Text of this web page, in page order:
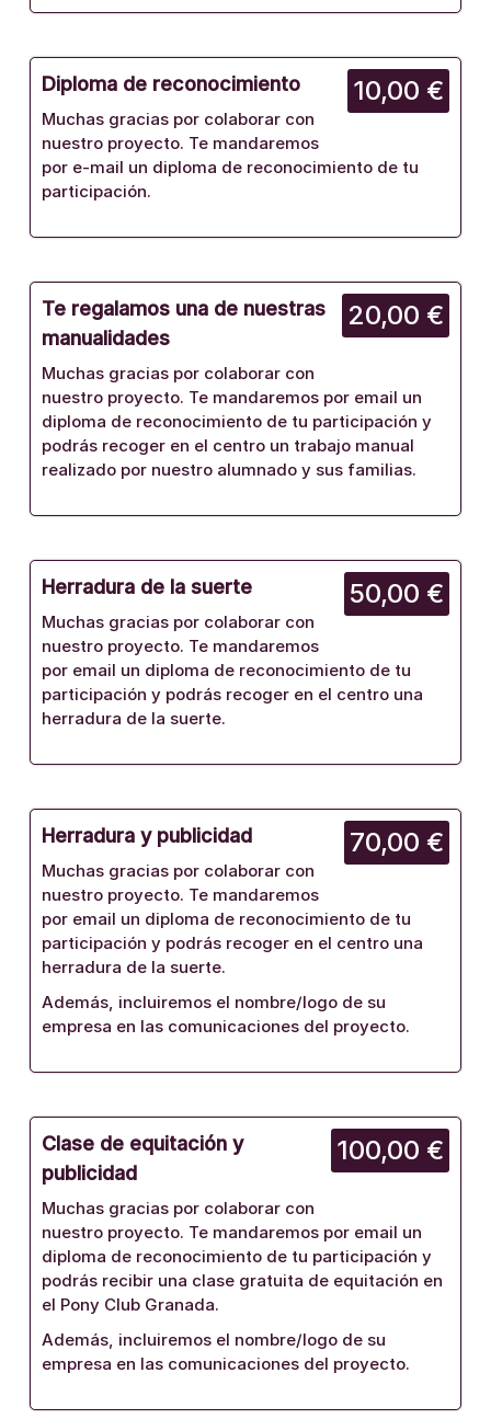
10,00 €
Diploma de reconocimiento
Muchas gracias por colaborar con
nuestro proyecto. Te mandaremos
por e-mail un diploma de reconocimiento de tu
participación.
20,00 €
Te regalamos una de nuestras
manualidades
Muchas gracias por colaborar con
nuestro proyecto. Te mandaremos por email un
diploma de reconocimiento de tu participación y
podrás recoger en el centro un trabajo manual
realizado por nuestro alumnado y sus familias.
50,00 €
Herradura de la suerte
Muchas gracias por colaborar con
nuestro proyecto. Te mandaremos
por email un diploma de reconocimiento de tu
participación y podrás recoger en el centro una
herradura de la suerte.
70,00 €
Herradura y publicidad
Muchas gracias por colaborar con
nuestro proyecto. Te mandaremos
por email un diploma de reconocimiento de tu
participación y podrás recoger en el centro una
herradura de la suerte.
Además, incluiremos el nombre/logo de su
empresa en las comunicaciones del proyecto.
100,00 €
Clase de equitación y
publicidad
Muchas gracias por colaborar con
nuestro proyecto. Te mandaremos por email un
diploma de reconocimiento de tu participación y
podrás recibir una clase gratuita de equitación en
el Pony Club Granada.
Además, incluiremos el nombre/logo de su
empresa en las comunicaciones del proyecto.